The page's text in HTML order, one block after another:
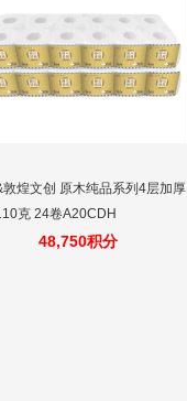
敦煌文创 原木纯品系列4层加厚
克 24卷A20CDH
48,750积分